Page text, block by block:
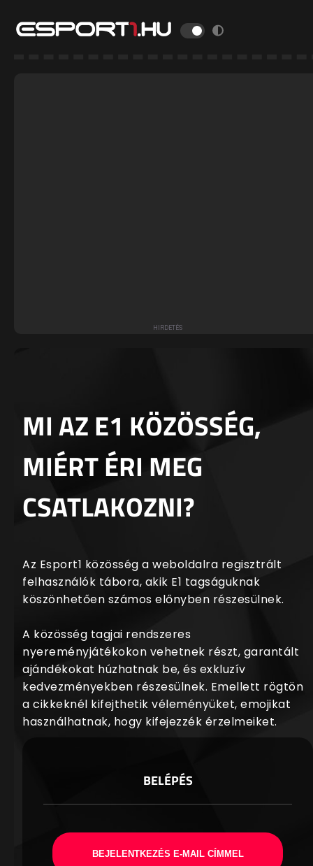
MI AZ E1 KÖZÖSSÉG,
MIÉRT ÉRI MEG
CSATLAKOZNI?
Az Esport1 közösség a weboldalra regisztrált
felhasználók tábora, akik E1 tagságuknak
köszönhetően számos előnyben részesülnek.
A közösség tagjai rendszeres
nyereményjátékokon vehetnek részt, garantált
ajándékokat húzhatnak be, és exkluzív
kedvezményekben részesülnek. Emellett rögtön
a cikkeknél kifejthetik véleményüket, emojikat
használhatnak, hogy kifejezzék érzelmeiket.
BELÉPÉS
BEJELENTKEZÉS E-MAIL CÍMMEL